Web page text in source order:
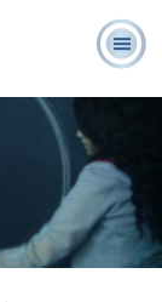
常見的問
題